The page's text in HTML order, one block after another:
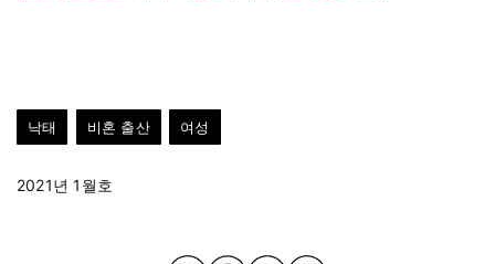
낙태 비혼 출산 여성
2021년 1월호